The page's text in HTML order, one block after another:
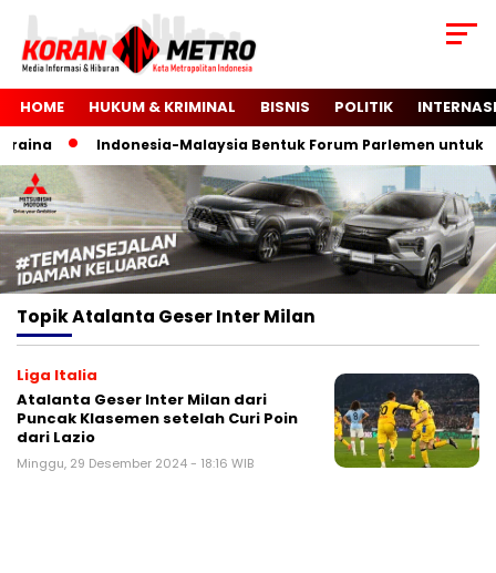
HOME HUKUM & KRIMINAL BISNIS POLITIK
Indonesia-Malaysia Bentuk Forum Parlemen untuk
TopikAtalanta Geser Inter Milan
Liga Italia
Atalanta Geser Inter Milan dari
Puncak Klasemen setelah Curi Poin
dari Lazio
Minggu, 29 Desember 2024 - 18:16 WIB